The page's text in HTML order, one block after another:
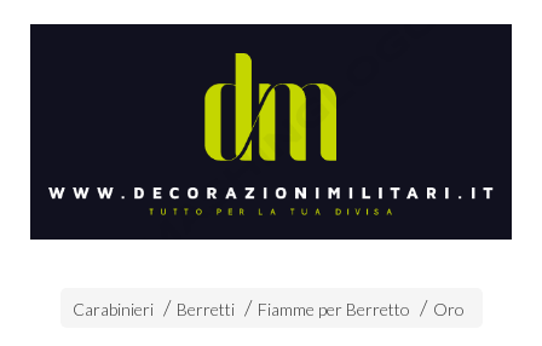
Carabinieri Berretti Fiamme per Berretto Oro